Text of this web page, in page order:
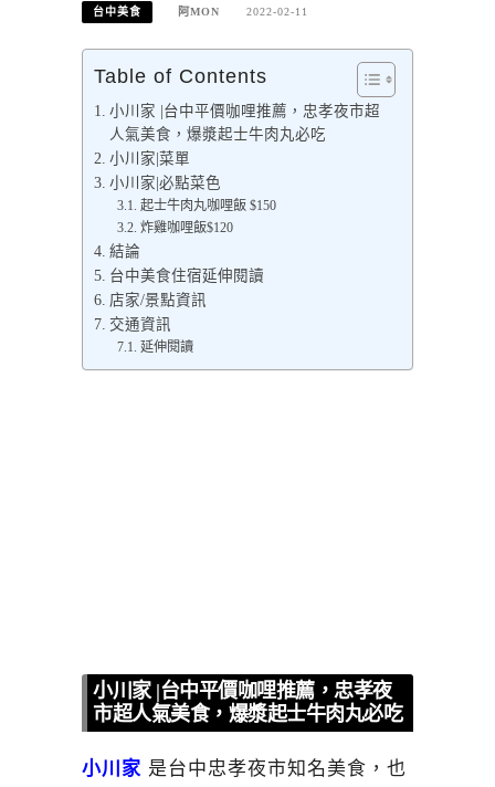
台中美食 阿MON 2022-02-11
Table of Contents
小川家 |台中平價咖哩推薦，忠孝夜市超
人氣美食，爆漿起士牛肉丸必吃
小川家|菜單
小川家|必點菜色
起士牛肉丸咖哩飯 $150
炸雞咖哩飯$120
結論
台中美食住宿延伸閱讀
店家/景點資訊
交通資訊
延伸閱讀
小川家 |台中平價咖哩推薦，忠孝夜
市超人氣美食，爆漿起士牛肉丸必吃
小川家 是台中忠孝夜市知名美食，也